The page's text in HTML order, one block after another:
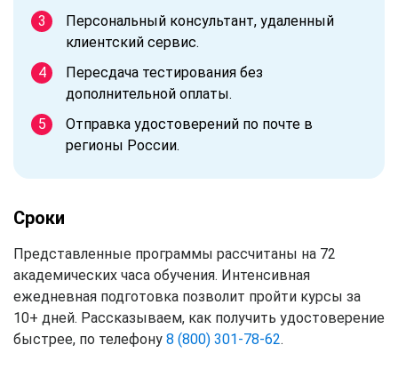
Персональный консультант, удаленный
клиентский сервис.
Пересдача тестирования без
дополнительной оплаты.
Отправка удостоверений по почте в
регионы России.
Сроки
Представленные программы рассчитаны на 72
академических часа обучения. Интенсивная
ежедневная подготовка позволит пройти курсы за
10+ дней. Рассказываем, как получить удостоверение
быстрее, по телефону 8 (800) 301-78-62.